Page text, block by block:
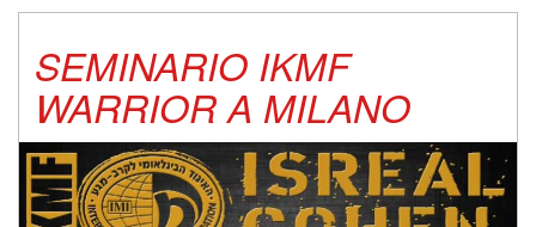
SEMINARIO IKMF
WARRIOR A MILANO